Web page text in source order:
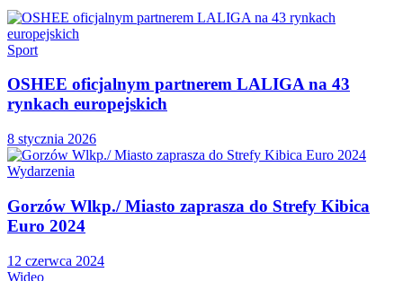
Sport
OSHEE oficjalnym partnerem LALIGA na 43
rynkach europejskich
8 stycznia 2026
Wydarzenia
Gorzów Wlkp./ Miasto zaprasza do Strefy Kibica
Euro 2024
12 czerwca 2024
Wideo